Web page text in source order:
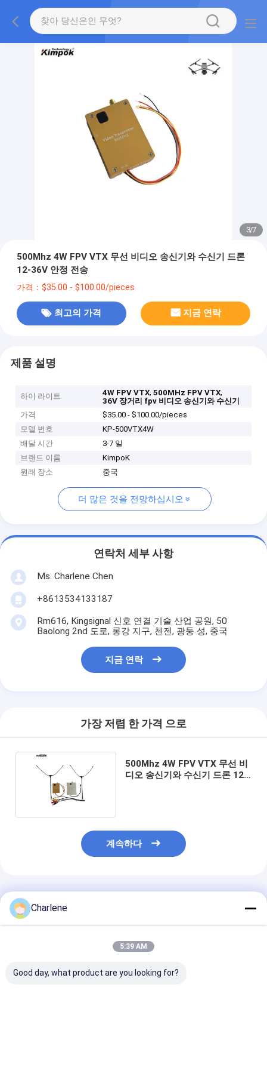
3/7
500Mhz 4W FPV VTX 무선 비디오 송신기와 수신기 드론
12-36V 안정 전송
가격：$35.00 - $100.00/pieces
최고의 가격 지금 연락
제품 설명
하이 라이트 4W FPV VTX,500MHz FPV VTX,
36V 장거리 fpv 비디오 송신기와 수신기
가격
$35.00 - $100.00/pieces
모델 번호
KP-500VTX4W
배달 시간
3-7 일
브랜드 이름
KimpoK
원래 장소
중국
더 많은 것을 전망하십시오
연락처 세부 사항
Ms. Charlene Chen
+8613534133187
Rm616, Kingsignal 신호 연결 기술 산업 공원, 50
Baolong 2nd 도로, 롱강 지구, 첸젠, 광둥 성, 중국
지금 연락
가장 저렴 한 가격 으로
500Mhz 4W FPV VTX 무선 비
디오 송신기와 수신기 드론 12-
계속하다
추천된 제품
Charlene
5:39 AM
Good day, what product are you looking for?